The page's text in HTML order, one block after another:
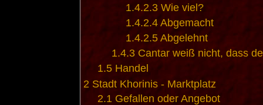
1.4.2.3 Wie viel?
1.4.2.4Abgemacht
1.4.2.5Abgelehnt
1.4.3 Cantar weiß nicht, dass
1.5 Handel
2 Stadt Khorinis - Marktplatz
2.1 Gefallen oder Angebot